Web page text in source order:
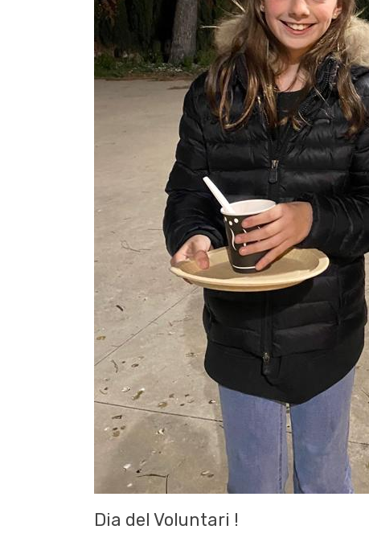
Dia del Voluntari !